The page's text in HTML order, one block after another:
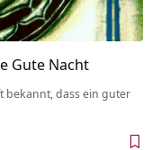
Gute Nacht
bekannt, dass ein guter